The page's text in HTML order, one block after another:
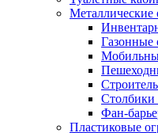
Металлические
Газонные
Столбики
Фан-
Пластиковые